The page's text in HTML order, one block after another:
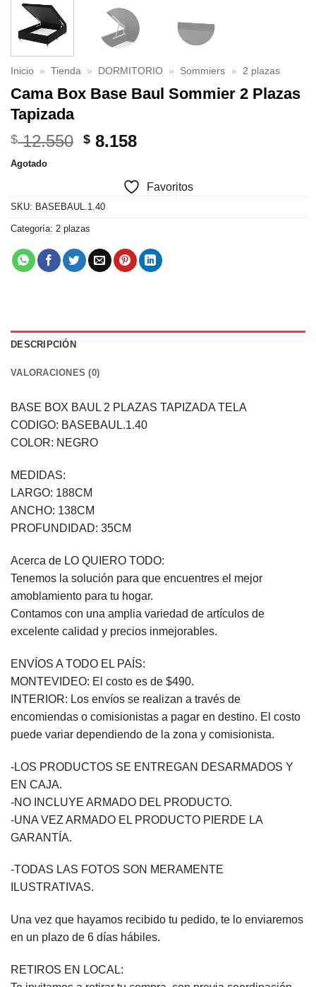
Inicio » Tienda » DORMITORIO » Sommiers » 2 plazas
Cama Box Base Baul Sommier 2 Plazas
Tapizada
$12.550 El
era:
$ 12.550.
$ 8.158El
es:
Agotado
Favoritos
SKU: BASEBAUL.1.40
Categoría: 2 plazas
DESCRIPCIÓN
VALORACIONES (0)
BASE BOX BAUL 2 PLAZAS TAPIZADA TELA
CODIGO: BASEBAUL.1.40
COLOR: NEGRO
MEDIDAS:
LARGO: 188CM
ANCHO: 138CM
PROFUNDIDAD: 35CM
Acerca de LO QUIERO TODO:
Tenemos la solución para que encuentres el mejor
amoblamiento para tu hogar.
Contamos con una amplia variedad de artículos de
excelente calidad y precios inmejorables.
ENVÍOS A TODO EL PAÍS:
MONTEVIDEO: El costo es de $490.
INTERIOR: Los envíos se realizan a través de
encomiendas o comisionistas a pagar en destino. El costo
puede variar dependiendo de la zona y comisionista.
-LOS PRODUCTOS SE ENTREGAN DESARMADOS Y
EN CAJA.
-NO INCLUYE ARMADO DEL PRODUCTO.
-UNA VEZ ARMADO EL PRODUCTO PIERDE LA
GARANTÍA.
-TODAS LAS FOTOS SON MERAMENTE
ILUSTRATIVAS.
Una vez que hayamos recibido tu pedido, te lo enviaremos
en un plazo de 6 días hábiles.
RETIROS EN LOCAL: